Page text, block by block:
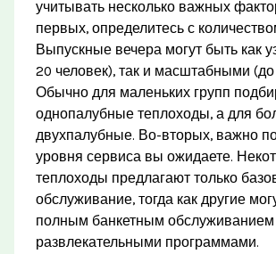
учитывать несколько важных
первых, определитесь с
Выпускные вечера могут быть как
20 человек), так и масштабными (до
Обычно для маленьких групп
однопалубные теплоходы, а для
двухпалубные. Во-вторых, важно
уровня сервиса вы ожидаете.
теплоходы предлагают только
обслуживание, тогда как другие
полным банкетным обслуживанием
развлекательными программами.